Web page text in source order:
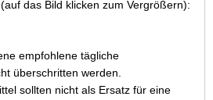
das Bild klicken zum Vergrößern):
empfohlene tägliche
überschritten werden.
sollten nicht als Ersatz für eine